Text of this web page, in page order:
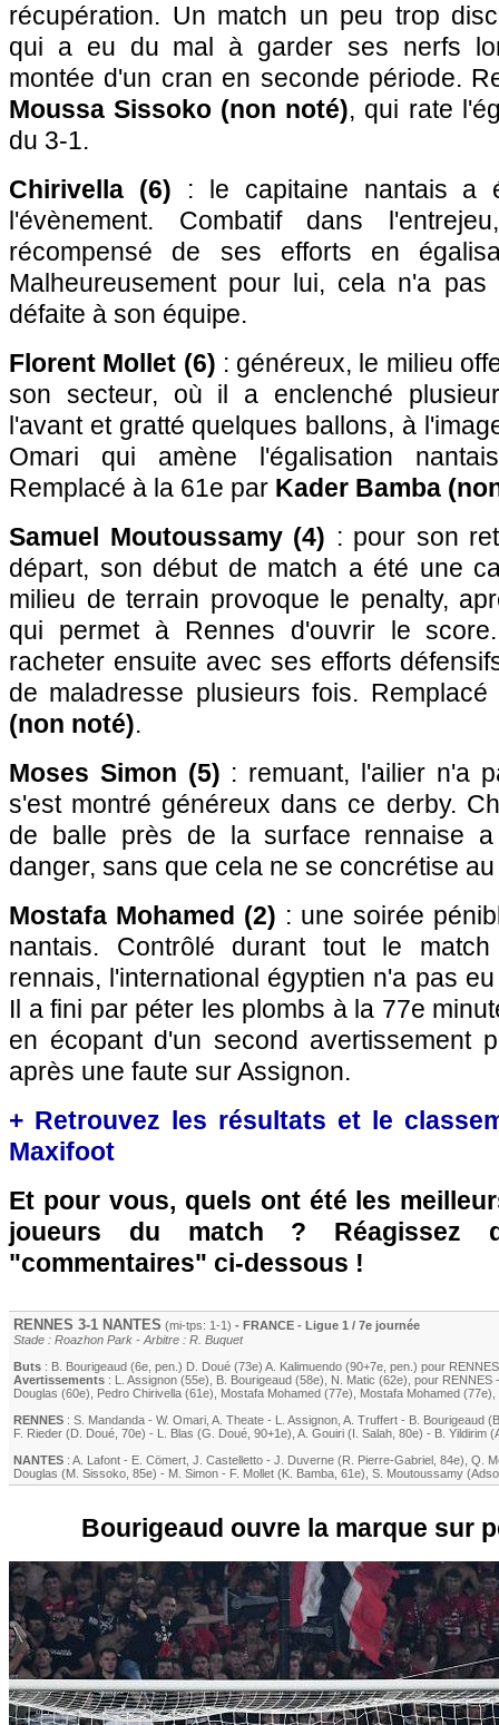
récupération. Un match un peu trop
qui a eu du mal à garder ses nerfs
montée d'un cran en seconde période.
Moussa Sissoko (non noté), qui rate
du 3-1.
Chirivella (6) : le capitaine nantais a
l'évènement. Combatif dans
récompensé de ses efforts en
Malheureusement pour lui, cela n'a
défaite à son équipe.
Florent Mollet (6) : généreux, le milieu
son secteur, où il a enclenché
l'avant et gratté quelques ballons, à
Omari qui amène l'égalisation
Remplacé à la 61e par Kader Bamba
Samuel Moutoussamy (4) : pour son
départ, son début de match a été une
milieu de terrain provoque le penalty,
qui permet à Rennes d'ouvrir le
racheter ensuite avec ses efforts
de maladresse plusieurs fois.
(non noté).
Moses Simon (5) : remuant, l'ailier n'a
s'est montré généreux dans ce derby.
de balle près de la surface rennaise
danger, sans que cela ne se concrétise
Mostafa Mohamed (2) : une soirée
nantais. Contrôlé durant tout le
rennais, l'international égyptien n'a pas
Il a fini par péter les plombs à la 77e
en écopant d'un second avertissement
après une faute sur Assignon.
+ Retrouvez les résultats et le
Maxifoot
Et pour vous, quels ont été les
joueurs du match ? Réagissez
"commentaires" ci-dessous !
RENNES 3-1 NANTES (mi-tps: 1-1) - FRANCE - Ligue 1 / 7e journée
Stade : Roazhon Park - Arbitre : R. Buquet
Buts : B. Bourigeaud (6e, pen.) D. Doué (73e) A. Kalimuendo (90+7e, pen.) pour RENNES
Avertissements : L. Assignon (55e) B. Bourigeaud (58e) N. Matic (62e) , pour RENNES
Douglas (60e) Pedro Chirivella (61e) Mostafa Mohamed (77e) Mostafa Mohamed (77e)
RENNES : S. Mandanda - W. Omari A. Theate - L. Assignon A. Truffert - B. Bourigeaud (
F. Rieder (D. Doué , 70e) - L. Blas (G. Doué , 90+1e) A. Gouiri (I. Salah , 80e) - B. Yildirim (
NANTES : A. Lafont - E. Cömert J. Castelletto - J. Duverne (R. Pierre-Gabriel , 84e) Q.
Douglas (M. Sissoko , 85e) - M. Simon - F. Mollet (K. Bamba , 61e) S. Moutoussamy (
Bourigeaud ouvre la marque sur